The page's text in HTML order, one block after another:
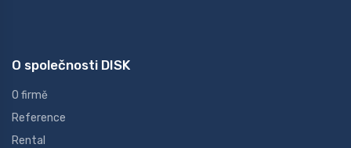
O společnosti DISK
O firmě
Reference
Rental